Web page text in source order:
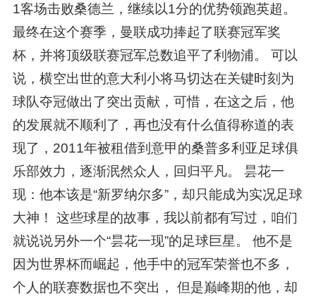
1客场击败桑德兰，继续以1分的优势领跑英超。
最终在这个赛季，曼联成功捧起了联赛冠军奖
杯，并将顶级联赛冠军总数追平了利物浦。 可以
说，横空出世的意大利小将马切达在关键时刻为
球队夺冠做出了突出贡献，可惜，在这之后，他
的发展就不顺利了，再也没有什么值得称道的表
现了，2011年被租借到意甲的桑普多利亚足球俱
乐部效力，逐渐泯然众人，回归平凡。 昙花一
现：他本该是“新罗纳尔多”，却只能成为实况足球
大神！ 这些球星的故事，我以前都有写过，咱们
就说说另外一个“昙花一现”的足球巨星。 他不是
因为世界杯而崛起，他手中的冠军荣誉也不多，
个人的联赛数据也不突出， 但是巅峰期的他，却